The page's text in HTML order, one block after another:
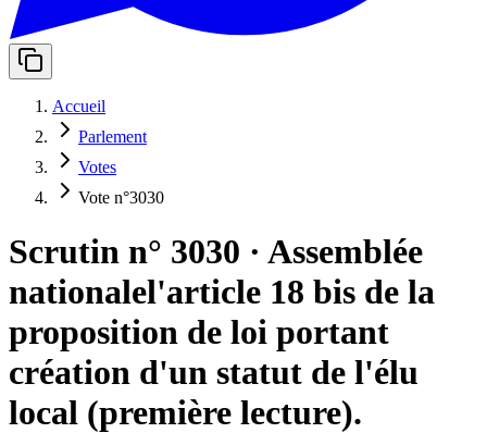
Accueil
Parlement
Votes
Vote n°3030
Scrutin n° 3030 · Assemblée
nationalel'article 18 bis de la
proposition de loi portant
création d'un statut de l'élu
local (première lecture).